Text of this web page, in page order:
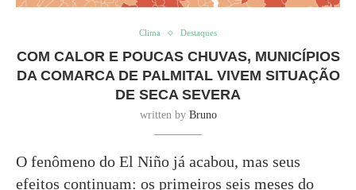
Clima Destaques
COM CALOR E POUCAS CHUVAS, MUNICÍPIOS
DA COMARCA DE PALMITAL VIVEM SITUAÇÃO
DE SECA SEVERA
written by Bruno
O fenômeno do El Niño já acabou, mas seus
efeitos continuam: os primeiros seis meses do